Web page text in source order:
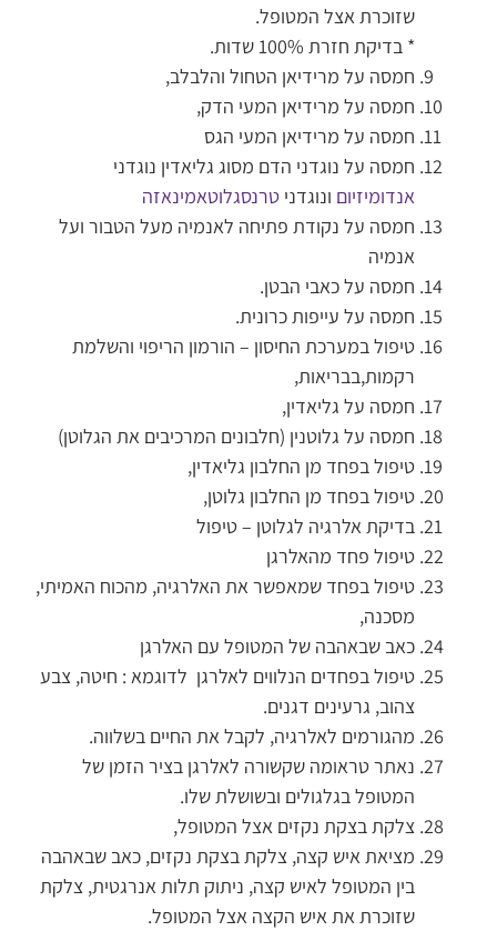
שזוכרת אצל המטופל.
* בדיקת חזרת 100% שדות.
חמסה על מרידיאן הטחול והלבלב,
חמסה על מרידיאן המעי הדק,
חמסה על מרידיאן המעי הגס
חמסה על נוגדני הדם מסוג גליאדין נוגדני
אנדומיזיום ונוגדני טרנסגלוטאמינאזה
חמסה על נקודת פתיחה לאנמיה מעל הטבור ועל
אנמיה
חמסה על כאבי הבטן.
חמסה על עייפות כרונית.
טיפול במערכת החיסון – הורמון הריפוי והשלמת
רקמות,בבריאות,
חמסה על גליאדין,
חמסה על גלוטנין (חלבונים המרכיבים את הגלוטן)
טיפול בפחד מן החלבון גליאדין,
טיפול בפחד מן החלבון גלוטן,
בדיקת אלרגיה לגלוטן – טיפול
טיפול פחד מהאלרגן
טיפול בפחד שמאפשר את האלרגיה, מהכוח האמיתי,
מסכנה,
כאב שבאהבה של המטופל עם האלרגן
טיפול בפחדים הנלווים לאלרגן לדוגמא : חיטה, צבע
צהוב, גרעינים דגנים.
מהגורמים לאלרגיה, לקבל את החיים בשלווה.
נאתר טראומה שקשורה לאלרגן בציר הזמן של
המטופל בגלגולים ובשושלת שלו.
צלקת בצקת נקזים אצל המטופל,
מציאת איש קצה, צלקת בצקת נקזים, כאב שבאהבה
בין המטופל לאיש קצה, ניתוק תלות אנרגטית, צלקת
שזוכרת את איש הקצה אצל המטופל.